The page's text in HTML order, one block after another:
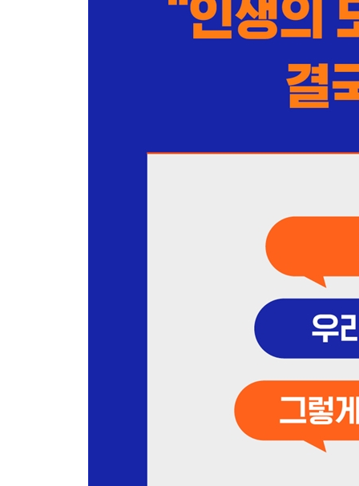
제6장 머릿속 부모를 다시 키우면 현실의 부모도
머릿속 부모를 가르칠 객관적인 목소리가 필요하
결국 현실은 마음의 투영물이다